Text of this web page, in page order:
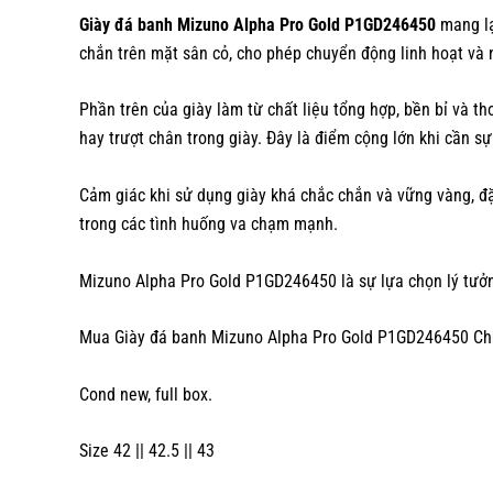
Giày đá banh Mizuno Alpha Pro Gold P1GD246450 mang
chắn trên mặt sân cỏ, cho phép chuyển động linh hoạt
Phần trên của giày làm từ chất liệu tổng hợp, bền bỉ và
hay trượt chân trong giày. Đây là điểm cộng lớn khi cần
Cảm giác khi sử dụng giày khá chắc chắn và vững vàng,
trong các tình huống va chạm mạnh.
Mizuno Alpha Pro Gold P1GD246450 là sự lựa chọn lý
Mua Giày đá banh Mizuno Alpha Pro Gold P1GD246450
Cond new, full box.
Size 42 || 42.5 || 43